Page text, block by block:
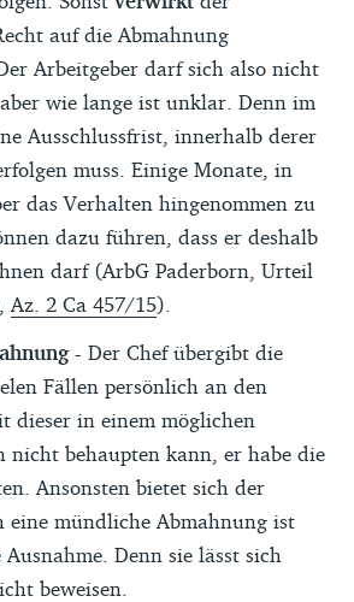
auf die Abmahnung
Arbeitgeber darf sich also nicht
wie lange ist unklar. Denn im
Ausschlussfrist, innerhalb derer
muss. Einige Monate, in
das Verhalten hingenommen zu
dazu führen, dass er deshalb
darf (ArbG Paderborn, Urteil
Az. 2 Ca 457/15).
- Der Chef übergibt die
Fällen persönlich an den
dieser in einem möglichen
nicht behaupten kann, er habe die
Ansonsten bietet sich der
eine mündliche Abmahnung ist
Denn sie lässt sich
beweisen.